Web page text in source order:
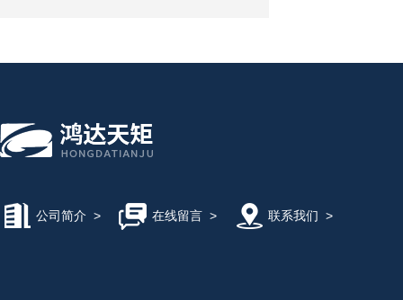
公司简介 > 在线留言> 联系我们 >